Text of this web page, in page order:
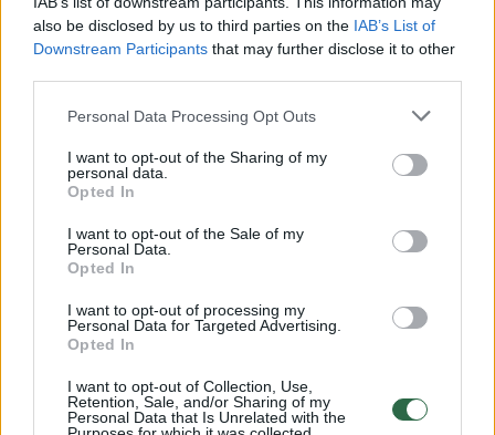
also be disclosed by us to third parties on the IAB’s List of
Downstream Participants that may further disclose it to other
Personal Data Processing Opt Outs
I want to opt-out of the Sharing of my
personal data.
Opted In
I want to opt-out of the Sale of my
Personal Data.
Opted In
I want to opt-out of processing my
Personal Data for Targeted Advertising.
Opted In
I want to opt-out of Collection, Use,
Retention, Sale, and/or Sharing of my
Personal Data that Is Unrelated with the
skirtumus – greiti, techniką, greitus
sprendimus ir efektyvumą. Šiandien
pamatėme daug gražių įvarčių.
Rezultatas 2:5 ne mūsų naudai, bet mačiau ir
pozityvių dalykų iš mūsų komandos. Mes ne
tik gynėmės, mes norėjome atakuoti ir
susikūrėmė tikrai neblogų momentų bei
klydome skaudžiai ir dėl to atsiranda įvarčiai“,
– kalbėjo A. Skerla.